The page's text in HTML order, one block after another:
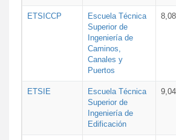
ETSICCP
Escuela Técnica
Superior de
Ingeniería de
Caminos,
Canales y
Puertos
8,08
ETSIE
Escuela Técnica
Superior de
Ingeniería de
Edificación
9,04